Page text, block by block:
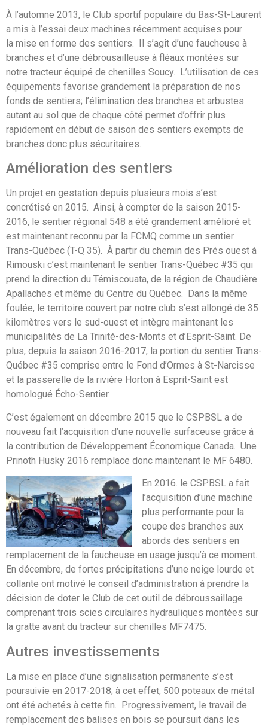
À l’automne 2013, le Club sportif populaire du Bas-St-Laurent
a mis à l’essai deux machines récemment acquises pour
la mise en forme des sentiers. Il s’agit d’une faucheuse à
branches et d’une débrousailleuse à fléaux montées sur
notre tracteur équipé de chenilles Soucy. L’utilisation de ces
équipements favorise grandement la préparation de nos
fonds de sentiers; l’élimination des branches et arbustes
autant au sol que de chaque côté permet d’offrir plus
rapidement en début de saison des sentiers exempts de
branches donc plus sécuritaires.
Amélioration des sentiers
Un projet en gestation depuis plusieurs mois s’est
concrétisé en 2015. Ainsi, à compter de la saison 2015-
2016, le sentier régional 548 a été grandement amélioré et
est maintenant reconnu par la FCMQ comme un sentier
Trans-Québec (T-Q 35). À partir du chemin des Prés ouest à
Rimouski c’est maintenant le sentier Trans-Québec #35 qui
prend la direction du Témiscouata, de la région de Chaudière
Apallaches et même du Centre du Québec. Dans la même
foulée, le territoire couvert par notre club s’est allongé de 35
kilomètres vers le sud-ouest et intègre maintenant les
municipalités de La Trinité-des-Monts et d’Esprit-Saint. De
plus, depuis la saison 2016-2017, la portion du sentier Trans-
Québec #35 comprise entre le Fond d’Ormes à St-Narcisse
et la passerelle de la rivière Horton à Esprit-Saint est
homologué Écho-Sentier.
C’est également en décembre 2015 que le CSPBSL a de
nouveau fait l’acquisition d’une nouvelle surfaceuse grâce à
la contribution de Développement Économique Canada. Une
Prinoth Husky 2016 remplace donc maintenant le MF 6480.
En 2016. le CSPBSL a fait
l’acquisition d’une machine
plus performante pour la
coupe des branches aux
abords des sentiers en
remplacement de la faucheuse en usage jusqu’à ce moment.
En décembre, de fortes précipitations d’une neige lourde et
collante ont motivé le conseil d’administration à prendre la
décision de doter le Club de cet outil de débroussaillage
comprenant trois scies circulaires hydrauliques montées sur
la gratte avant du tracteur sur chenilles MF7475.
Autres investissements
La mise en place d’une signalisation permanente s’est
poursuivie en 2017-2018; à cet effet, 500 poteaux de métal
ont été achetés à cette fin. Progressivement, le travail de
remplacement des balises en bois se poursuit dans les